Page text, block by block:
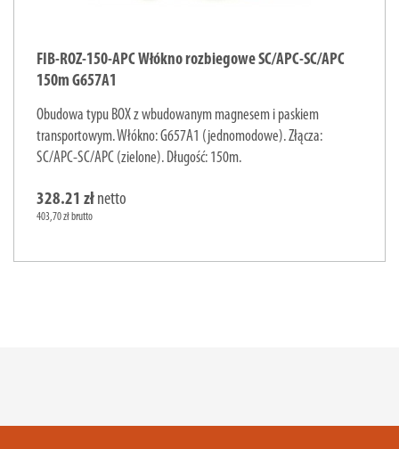
FIB-ROZ-150-APC Włókno rozbiegowe SC/APC-SC/APC
150m G657A1
Obudowa typu BOX z wbudowanym magnesem i paskiem
transportowym. Włókno: G657A1 (jednomodowe). Złącza:
SC/APC-SC/APC (zielone). Długość: 150m.
328.21 zł netto
403,70 zł brutto